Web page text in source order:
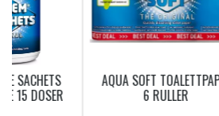
AQUA SOFT TOALETTPAPIR